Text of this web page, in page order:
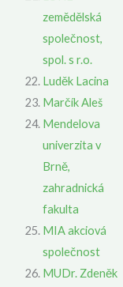
zemědělská
společnost,
spol. s r.o.
Luděk Lacina
Marčík Aleš
Mendelova
univerzita v
Brně,
zahradnická
fakulta
MIA akciová
společnost
MUDr. Zdeněk